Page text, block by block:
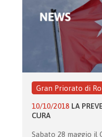
Gran Priorato di
10/10/2018 LA
CURA
Sabato 28 maggio il